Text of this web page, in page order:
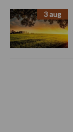
3 aug